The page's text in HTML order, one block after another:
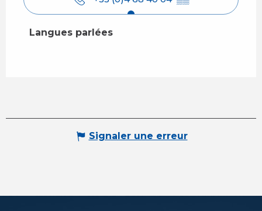
Langues parlées
Langues parlées
Signaler une erreur